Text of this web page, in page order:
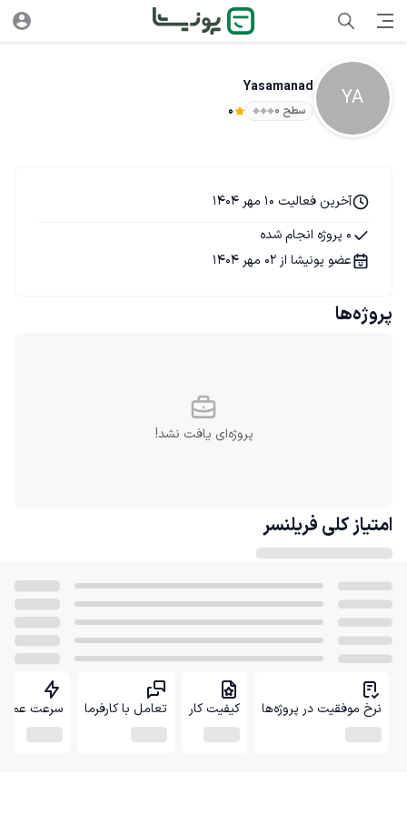
YA
Yasamanad
سطح ۰ 0
آخرین فعالیت 10 مهر 1404
0 پروژه انجام شده
عضو پونیشا از 02 مهر 1404
پروژه‌ها
پروژه‌ای یافت نشد!
امتیاز کلی فریلنسر
نرخ موفقیت در پروژه‌ها کیفیت کار تعامل با کارفرما سرعت عمل